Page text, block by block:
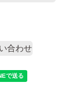
合わせ